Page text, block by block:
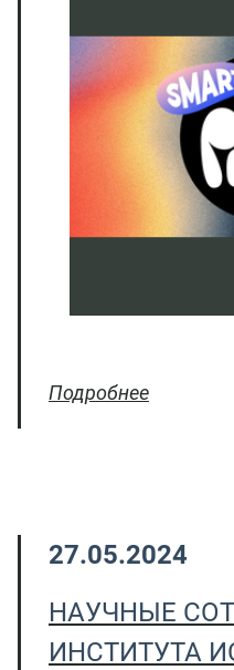
Подробнее
27.05.2024
НАУЧНЫЕ
ИНСТИТУТА